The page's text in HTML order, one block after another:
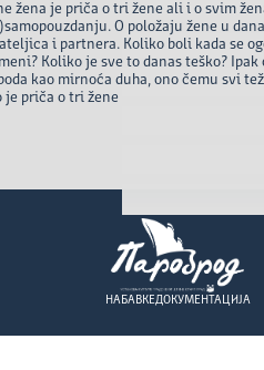
žena je priča o tri žene ali i o svim
O položaju žene u
i partnera. Koliko boli kada se
Koliko je sve to danas teško?
kao mirnoća duha, ono čemu svi
je priča o tri žene
НАБАВКЕДОКУМЕНТАЦИЈА